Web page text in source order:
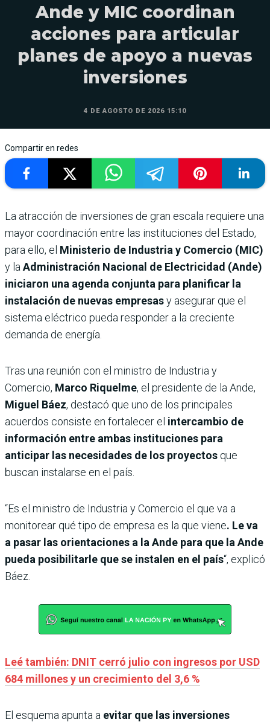
Ande y MIC coordinan
acciones para articular
planes de apoyo a nuevas
inversiones
4 DE AGOSTO DE 2026 15:10
Compartir en redes
La atracción de inversiones de gran escala requiere una
mayor coordinación entre las instituciones del Estado,
para ello, el Ministerio de Industria y Comercio (MIC)
y laAdministración Nacional de Electricidad (Ande)
iniciaron una agenda conjunta para planificar la
instalación de nuevas empresasy asegurar que el
sistema eléctrico pueda responder a la creciente
demanda de energía.
Tras una reunión con el ministro de Industria y
Comercio, Marco Riquelme, el presidente de la Ande,
Miguel Báez, destacó que uno de los principales
acuerdos consiste en fortalecer el intercambio de
información entre ambas instituciones para
anticipar las necesidades de los proyectos que
buscan instalarse en el país.
“Es el ministro de Industria y Comercio el que va a
monitorear qué tipo de empresa es la que viene. Le va
a pasar las orientaciones a la Ande para que la Ande
pueda posibilitarle que se instalen en el país“, explicó
Báez.
Leé también: DNIT cerró julio con ingresos por USD
684 millones y un crecimiento del 3,6 %
El esquema apunta a evitar que las inversiones